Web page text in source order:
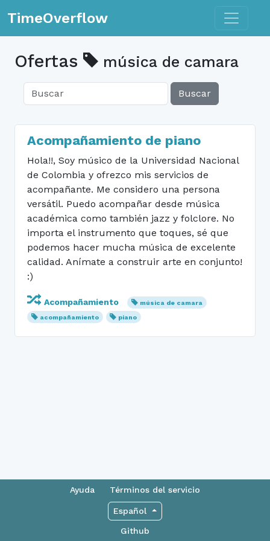
TimeOverflow Toggle
Ofertas música de camara
Buscar
Acompañamiento de piano
Hola!!, Soy músico de la Universidad Nacional
de Colombia y ofrezco mis servicios de
acompañante. Me considero una persona
versátil. Puedo acompañar desde música
académica como también jazz y folclore. No
importa el instrumento que toques, sé que
podemos hacer mucha música de excelente
calidad. Anímate a construir arte en conjunto!
:)
Acompañamiento
música de camara
acompañamiento
piano
Ayuda Términos del servicio
Español
Github